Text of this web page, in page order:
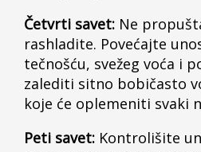
Četvrti savet:Ne
rashladite. Povećajte
tečnošću, svežeg voća i
zalediti sitno bobičasto
koje će oplemeniti svaki
Peti savet:Kontrolišite